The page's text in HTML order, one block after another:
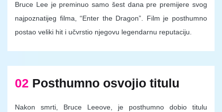
Bruce Lee je preminuo samo šest dana pre premijere svog
najpoznatijeg filma, “Enter the Dragon”. Film je posthumno
postao veliki hit i učvrstio njegovu legendarnu reputaciju.
02 Posthumno osvojio titulu
Nakon smrti, Bruce Leeove, je posthumno dobio titulu